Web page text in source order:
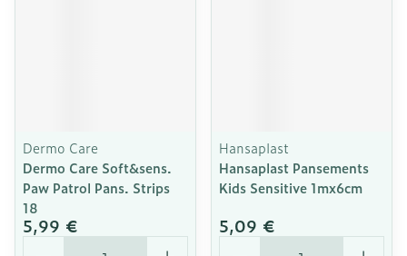
Dermo Care
Dermo Care Soft&sens.
Paw Patrol Pans. Strips
18
5,99 €
Quantité
Hansaplast
Hansaplast Pansements
Kids Sensitive 1mx6cm
5,09 €
Quantité